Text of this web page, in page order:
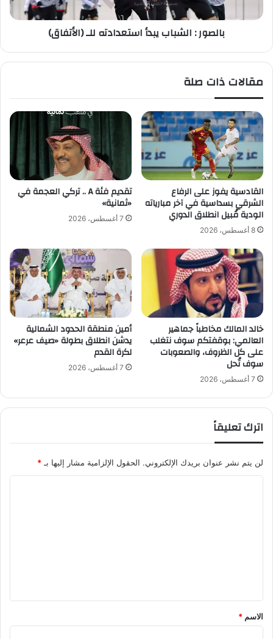
ي
ة
ف
أ
ر
ح
ي
د
ة
ل
ي
ب
أ
ا
ع
د
ا
د
ت
ل
ل
ـ
ا
ل
أ
ت
ف
ا
ق
بالصور : الشباب يبدأ استعدادته للـ (الأتفاق)
مقالات ذات صلة
القادسية يفوز على الرفاع
الشرقي بسداسية في آخر مبارياته
الودية قُبيل انطلاق الدوري
8 أغسطس، 2026
تقديم فئة A .. تركي العجمة في
«ثمانية»
7 أغسطس، 2026
خالد المالك مخاطباً جماهير
العالمي: بوقفتكم سوف نتغلب
على كل الظروف، والصعوبات
سوف تُحل
7 أغسطس، 2026
أمين منطقة الحدود الشمالية
يدشن انطلاق بطولة «صيف عرعر»
لكرة القدم
7 أغسطس، 2026
اترك تعليقاً
لن يتم نشر عنوان بريدك الإلكتروني. الحقول الإلزامية مشار إليها بـ *
*
الاسم *